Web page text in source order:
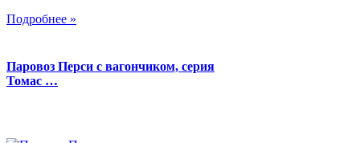
Подробнее »
Паровоз Перси с вагончиком, серия
Томас …